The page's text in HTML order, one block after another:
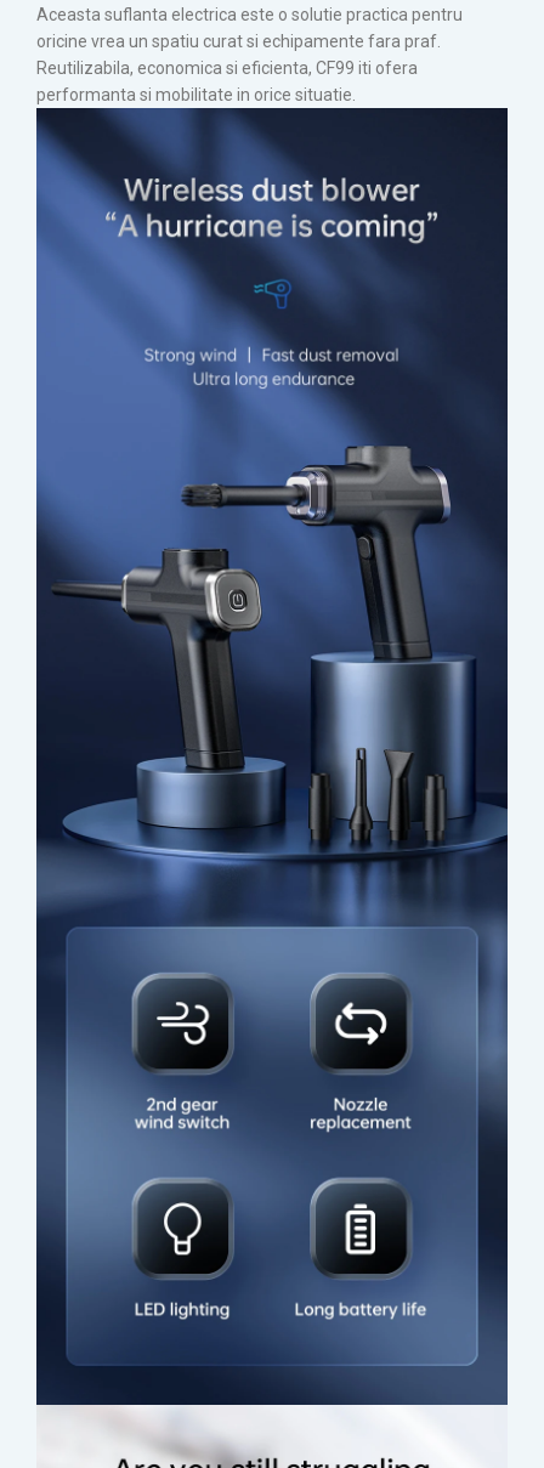
Aceasta suflanta electrica este o solutie practica pentru
oricine vrea un spatiu curat si echipamente fara praf.
Reutilizabila, economica si eficienta, CF99 iti ofera
performanta si mobilitate in orice situatie.